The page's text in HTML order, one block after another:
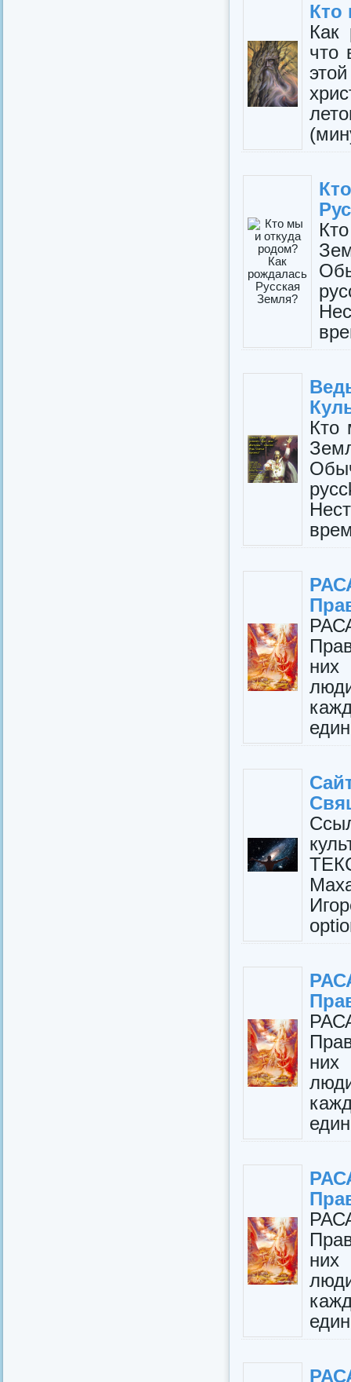
Кто
Как
что
Кто
них
них
них